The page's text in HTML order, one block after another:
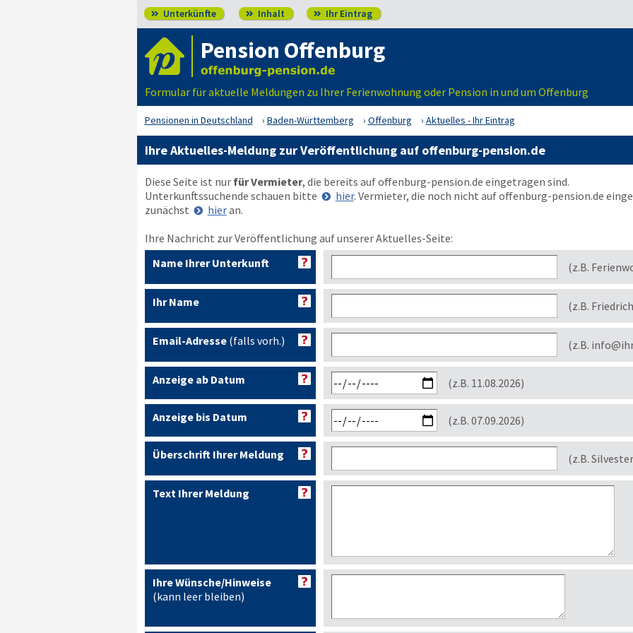
 Unterkünfte  Inhalt  Ihr Eintrag
Pension Offenburg
Formular für aktuelle Meldungen zu Ihrer Ferienwohnung oder Pension in und um Offenburg
Pensionen in Deutschland Baden-Württemberg Offenburg Aktuelles - Ihr Eintrag
Ihre Aktuelles-Meldung zur Veröffentlichung auf offenburg-pension.de
Diese Seite ist nur für Vermieter, die bereits aufoffenburg-pension.de eingetragen sind.
Unterkunftssuchende schauen bitte
hier. Vermieter, die noch nicht aufoffenburg-pension.de
zunächst
hieran.
Ihre Nachricht zur Veröffentlichung auf unserer Aktuelles-Seite:
Name Ihrer Unterkunft
(z.B.
Ihr Name (z.B.
Email-Adresse(falls vorh.) (z.B.
Anzeige ab Datum (z.B. 11.08.2026)
Anzeige bis Datum (z.B. 07.09.2026)
Überschrift Ihrer Meldung (z.B.
Text Ihrer Meldung
Ihre Wünsche/Hinweise
(kann leer bleiben)